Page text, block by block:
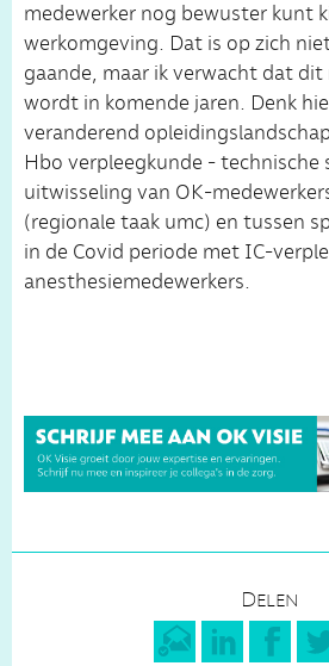
medewerker nog bewuster kunt
werkomgeving. Dat is op zich
gaande, maar ik verwacht dat
wordt in komende jaren. Denk
veranderend
Hbo verpleegkunde - technische
uitwisseling van OK-
(regionale taak umc) en tussen
in de Covid periode met IC-
anesthesiemedewerkers.
Delen